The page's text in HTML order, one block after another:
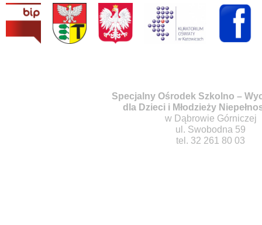
Specjalny Ośrodek Szkolno –
dla Dzieci i Młodzieży
w Dąbrowie Górniczej
ul. Swobodna 59
tel. 32 261 80 03